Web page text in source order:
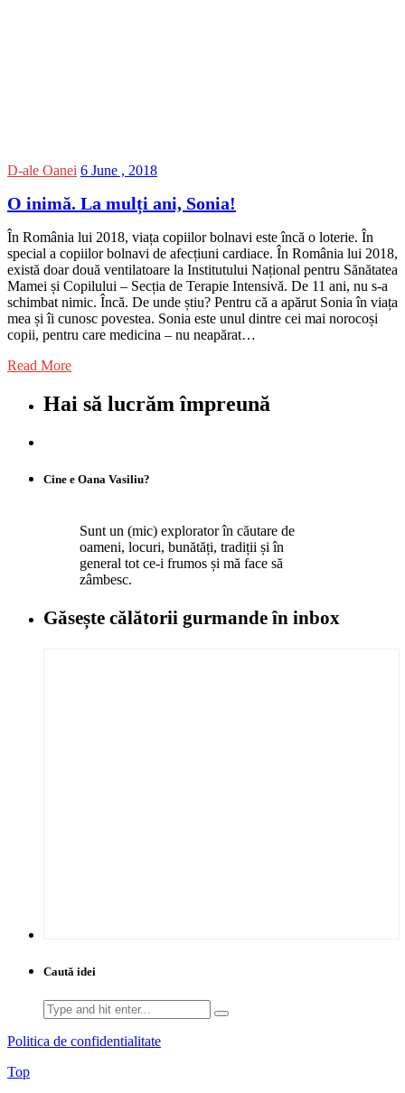
D-ale Oanei 6 June , 2018
O inimă. La mulți ani, Sonia!
În România lui 2018, viața copiilor bolnavi este încă o loterie. În
special a copiilor bolnavi de afecțiuni cardiace. În România lui 2018,
există doar două ventilatoare la Institutului Național pentru Sănătatea
Mamei și Copilului – Secția de Terapie Intensivă. De 11 ani, nu s-a
schimbat nimic. Încă. De unde știu? Pentru că a apărut Sonia în viața
mea și îi cunosc povestea. Sonia este unul dintre cei mai norocoși
copii, pentru care medicina – nu neapărat…
Read More
Hai să lucrăm împreună
Cine e Oana Vasiliu?
Sunt un (mic) explorator în căutare de
oameni, locuri, bunătăți, tradiții și în
general tot ce-i frumos și mă face să
zâmbesc.
Găsește călătorii gurmandeîn inbox
Caută idei
Search
for:
Politica de confidentialitate
Top